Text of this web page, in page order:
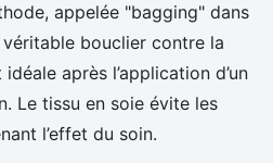
appelée "bagging" dans
bouclier contre la
après l’application d’un
Le tissu en soie évite les
l’effet du soin.